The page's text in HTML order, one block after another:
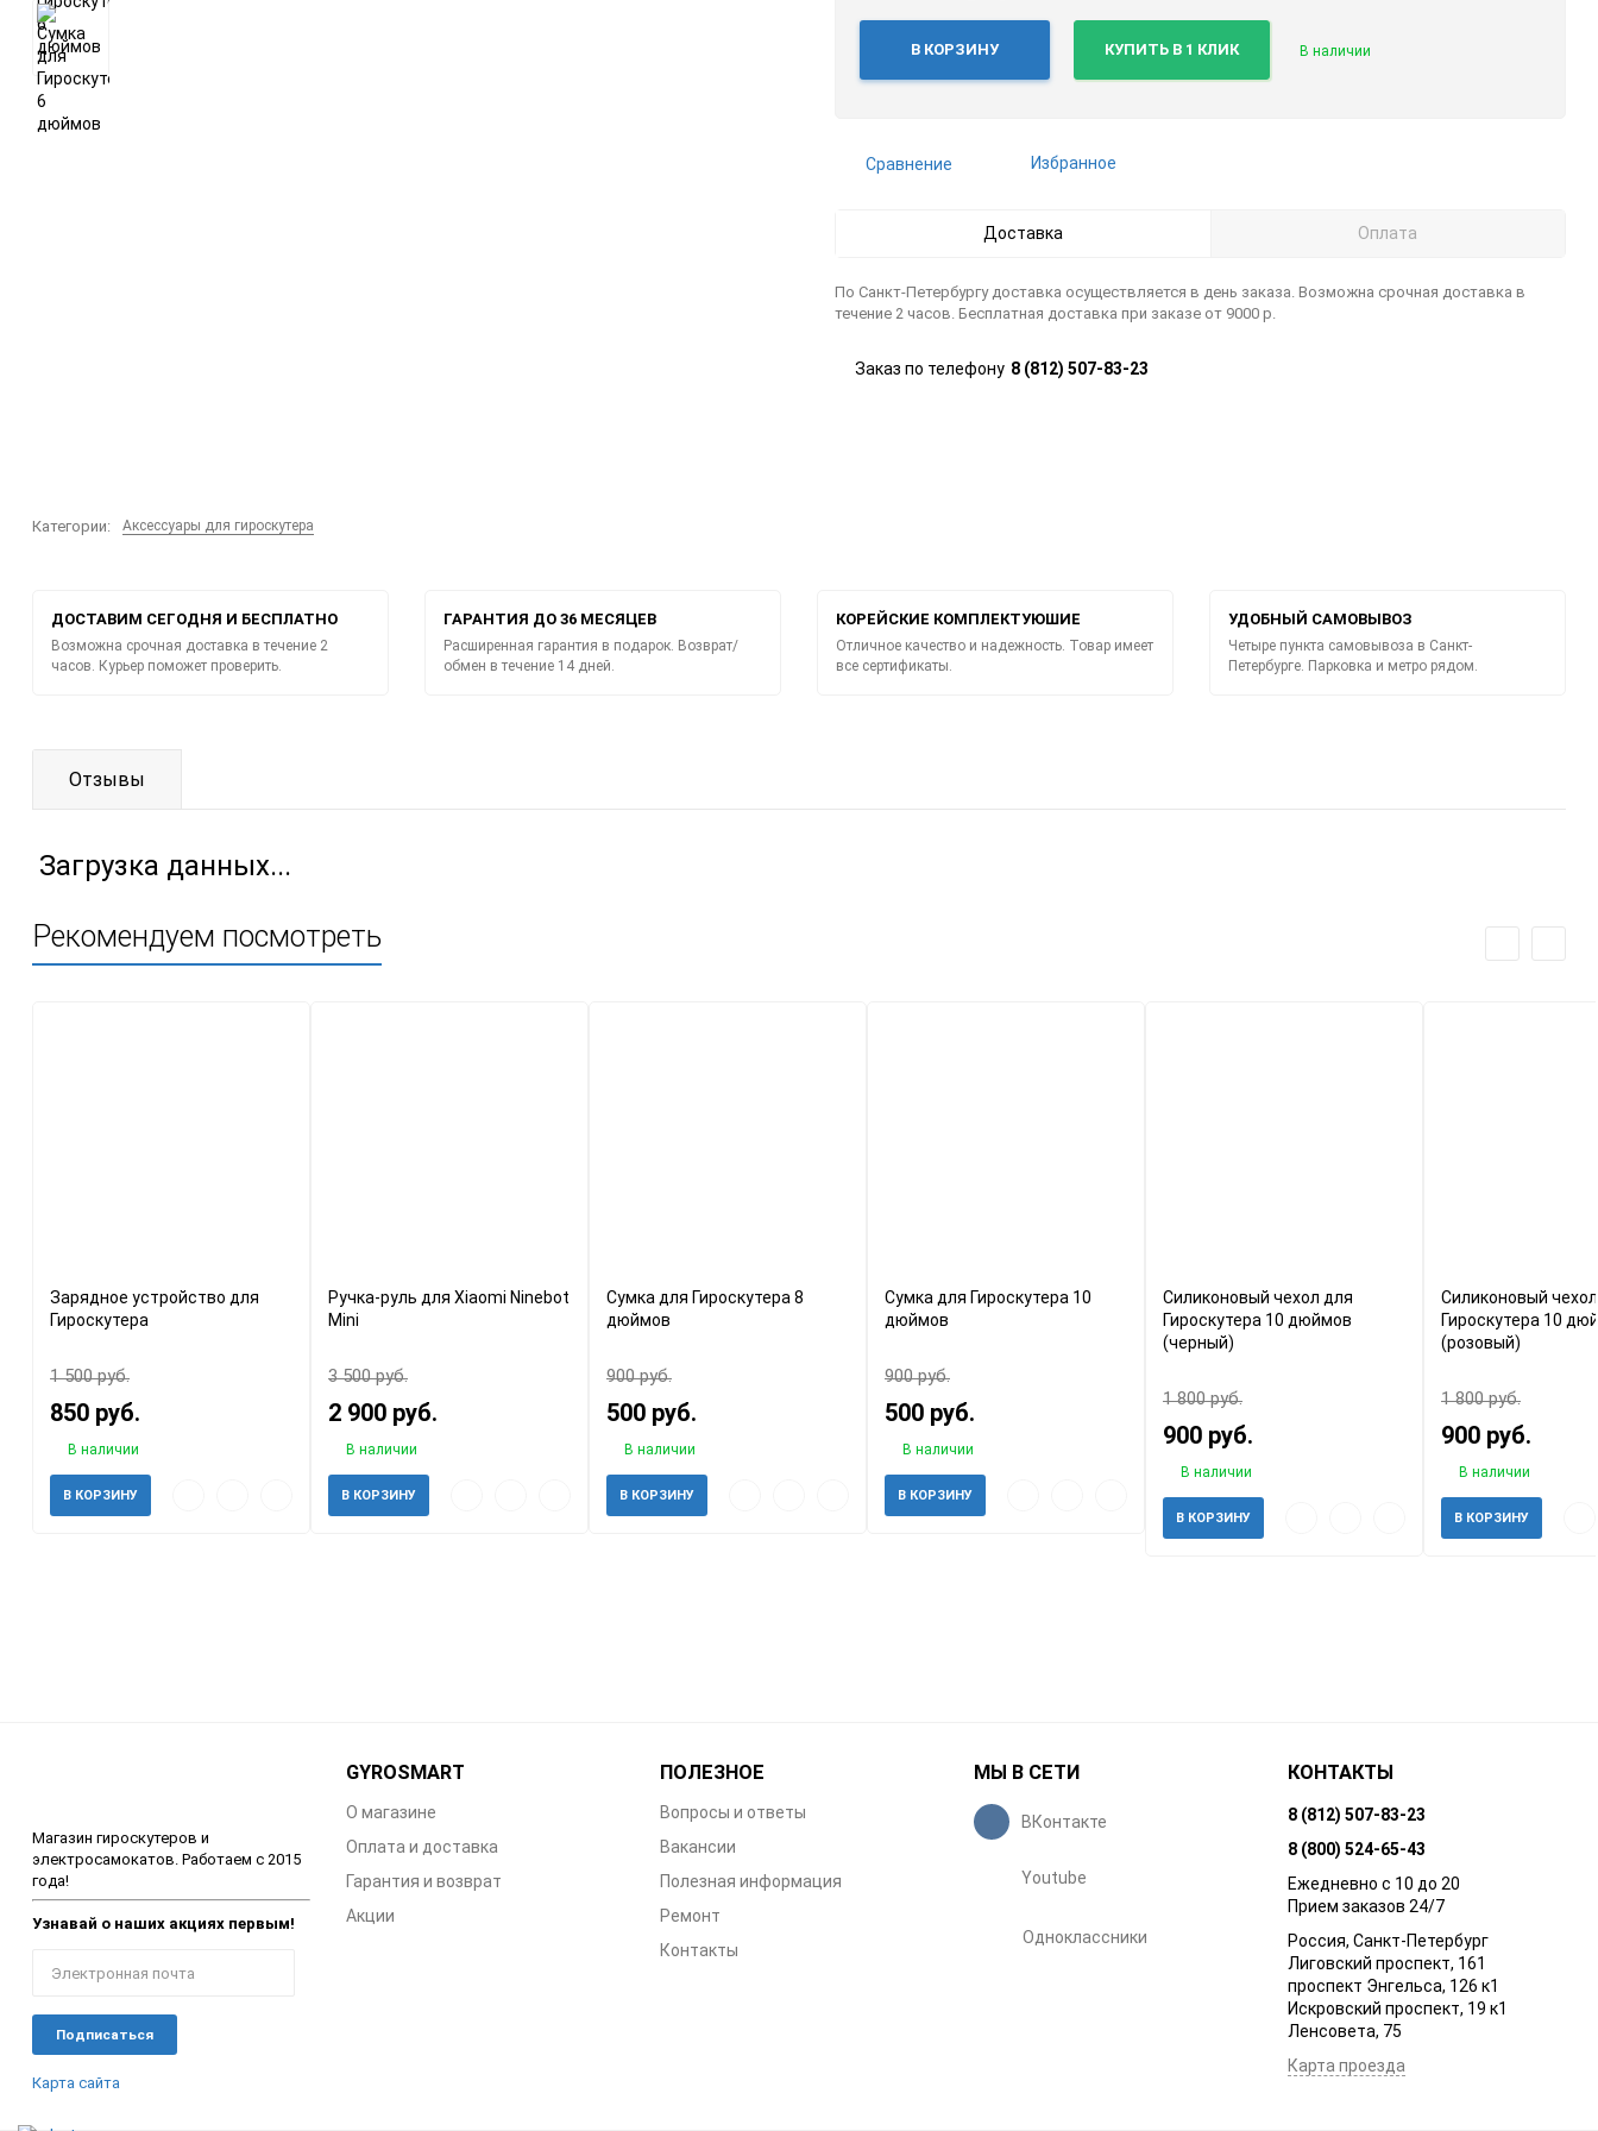
Внедорожные гироскутеры
Аксессуары для
гироскутера
Категории: Аксессуары для гироскутера
В КОРЗИНУ КУПИТЬ В 1 КЛИК В наличии
Сравнение Избранное
Доставка Оплата
По Санкт-Петербургу доставка осуществляется в день заказа. Возможна срочная доставка в
течение 2 часов. Бесплатная доставка при заказе от 9000 р.
Заказ по телефону 8 (812) 507-83-23
ДОСТАВИМ СЕГОДНЯ И БЕСПЛАТНО
Возможна срочная доставка в течение 2
часов. Курьер поможет проверить.
ГАРАНТИЯ ДО 36 МЕСЯЦЕВ
Расширенная гарантия в подарок. Возврат/
обмен в течение 14 дней.
КОРЕЙСКИЕ КОМПЛЕКТУЮШИЕ
Отличное качество и надежность. Товар имеет
все сертификаты.
УДОБНЫЙ САМОВЫВОЗ
Четыре пункта самовывоза в Санкт-
Петербурге. Парковка и метро рядом.
Отзывы
Загрузка данных...
Рекомендуем посмотреть
Зарядное устройство для
Гироскутера
1 500 руб.
850 руб.
В наличии
В КОРЗИНУ
Ручка-руль для Xiaomi Ninebot
Mini
3 500 руб.
2 900 руб.
В наличии
В КОРЗИНУ
Сумка для Гироскутера 8
дюймов
900 руб.
500 руб.
В наличии
В КОРЗИНУ
Сумка для Гироскутера 10
дюймов
900 руб.
500 руб.
В наличии
сравнению
В КОРЗИНУ
Силиконовый чехол для
Гироскутера 10 дюймов
(черный)
1 800 руб.
900 руб.
В наличии
В КОРЗИНУ
Силиконовый
Гироскутера 10
(розовый)
1 800 руб.
900 руб.
В наличии
В КОРЗИНУ
Магазин гироскутеров и
электросамокатов. Работаем с 2015
года!
Узнавай о наших акциях первым!
Карта сайта
GYROSMART
О магазине
Оплата и доставка
Гарантия и возврат
Акции
ПОЛЕЗНОЕ
Вопросы и ответы
Вакансии
Полезная информация
Ремонт
Контакты
МЫ В СЕТИ
ВКонтакте
Youtube
Одноклассники
КОНТАКТЫ
8 (812) 507-83-23
8 (800) 524-65-43
Ежедневно с 10 до 20
Прием заказов 24/7
Россия, Санкт-Петербург
Лиговский проспект, 161
проспект Энгельса, 126 к1
Искровский проспект, 19 к1
Ленсовета, 75
Карта проезда